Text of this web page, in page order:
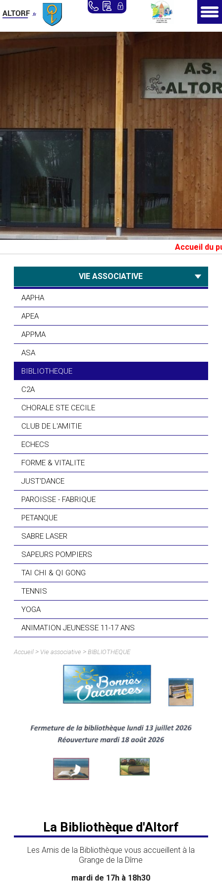
Accueil du public
VIE ASSOCIATIVE
AAPHA
APEA
APPMA
ASA
BIBLIOTHEQUE
C2A
CHORALE STE CECILE
CLUB DE L'AMITIE
ECHECS
FORME & VITALITE
JUST'DANCE
PAROISSE - FABRIQUE
PETANQUE
SABRE LASER
SAPEURS POMPIERS
TAI CHI & QI GONG
TENNIS
YOGA
ANIMATION JEUNESSE 11-17 ANS
Accueil > Vie associative >BIBLIOTHEQUE
La Bibliothèque d'Altorf
Les Amis de la Bibliothèque vous accueillent à la
Grange de la Dîme
mardi de 17h à 18h30